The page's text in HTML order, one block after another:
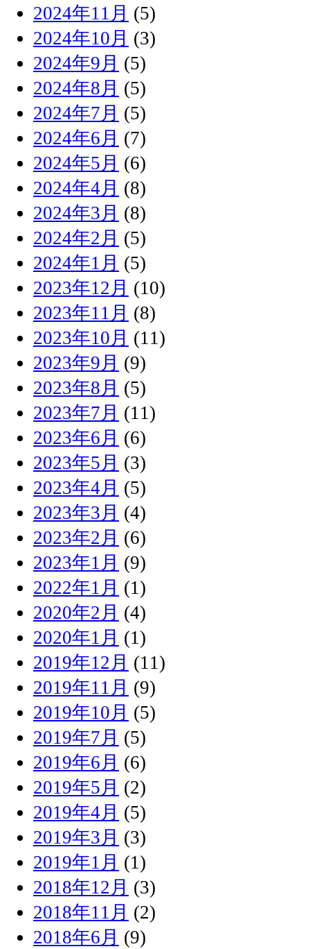
2024年11月 (5)
2024年10月 (3)
2024年9月 (5)
2024年8月 (5)
2024年7月 (5)
2024年6月 (7)
2024年5月 (6)
2024年4月 (8)
2024年3月 (8)
2024年2月 (5)
2024年1月 (5)
2023年12月 (10)
2023年11月 (8)
2023年10月 (11)
2023年9月 (9)
2023年8月 (5)
2023年7月 (11)
2023年6月 (6)
2023年5月 (3)
2023年4月 (5)
2023年3月 (4)
2023年2月 (6)
2023年1月 (9)
2022年1月 (1)
2020年2月 (4)
2020年1月 (1)
2019年12月 (11)
2019年11月 (9)
2019年10月 (5)
2019年7月 (5)
2019年6月 (6)
2019年5月 (2)
2019年4月 (5)
2019年3月 (3)
2019年1月 (1)
2018年12月 (3)
2018年11月 (2)
2018年6月 (9)